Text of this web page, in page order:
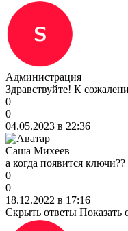
Администрация
Здравствуйте! К
0
0
04.05.2023 в 22:36
Саша Михеев
а когда появится ключи??
0
0
18.12.2022 в 17:16
Скрыть ответы Показать